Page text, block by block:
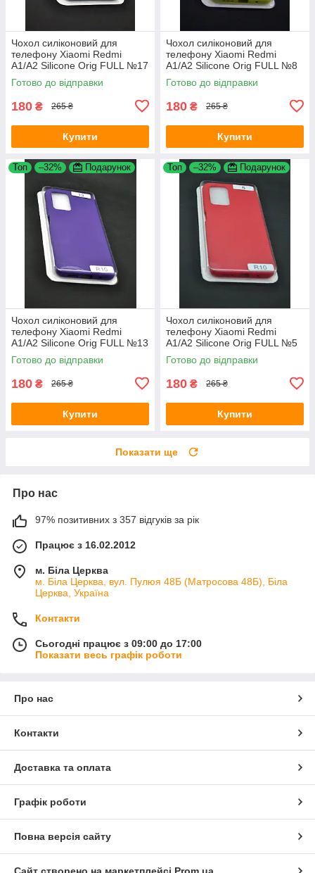
Чохол силіконовий для
телефону Xiaomi Redmi
A1/A2 Silicone Orig FULL №17
Dark green 4you
Готово до відправки
180 ₴ 265 ₴
Купити
Чохол силіконовий для
телефону Xiaomi Redmi
A1/A2 Silicone Orig FULL №8
Yellow 4you
Готово до відправки
180 ₴ 265 ₴
Купити
Топ –32% Подарунок
Чохол силіконовий для
телефону Xiaomi Redmi
A1/A2 Silicone Orig FULL №13
violet 4you
Готово до відправки
180 ₴ 265 ₴
Купити
Топ –32% Подарунок
Чохол силіконовий для
телефону Xiaomi Redmi
A1/A2 Silicone Orig FULL №5
red 4you
Готово до відправки
180 ₴ 265 ₴
Купити
Показати ще
Про нас
97% позитивних з 357 відгуків за рік
Працює з 16.02.2012
м. Біла Церква
м. Біла Церква, вул. Пулюя 48Б (Матросова 48Б), Біла
Церква, Україна
Контакти
Сьогодні працює з 09:00 до 17:00
Показати весь графік роботи
Про нас
Контакти
Доставка та оплата
Графік роботи
Повна версія сайту